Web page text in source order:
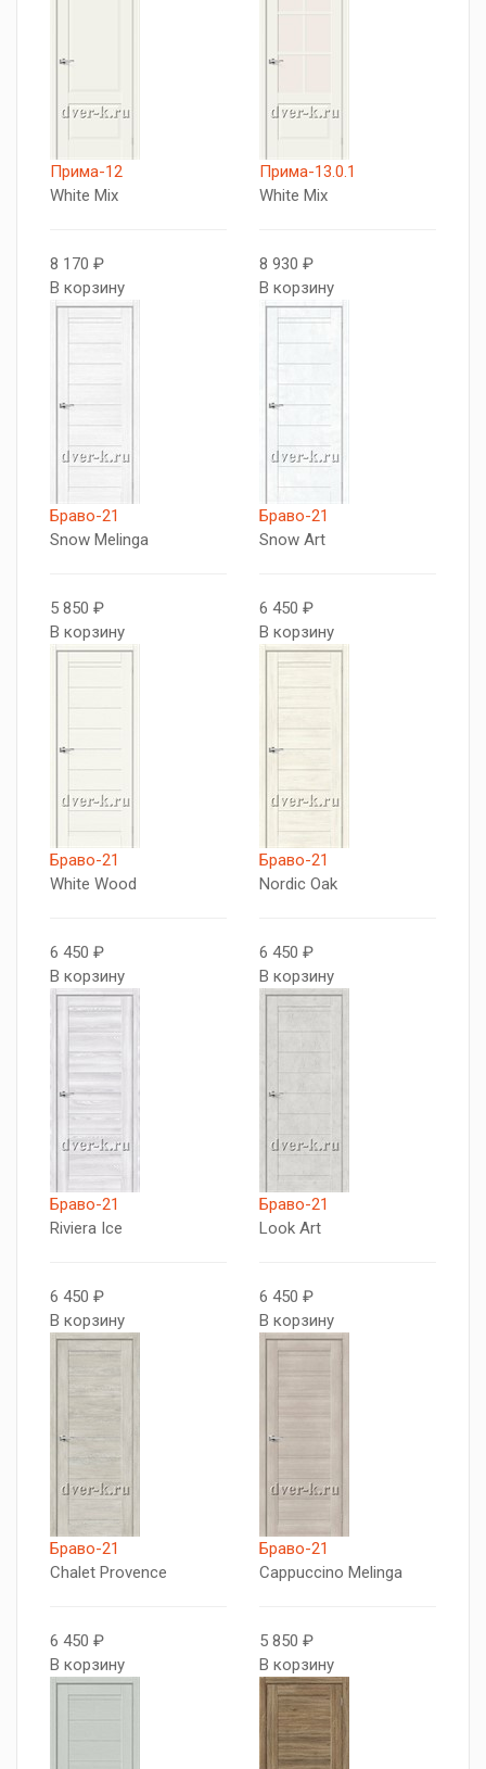
Прима-12
White Mix
8 170 ₽
В корзину
Прима-13.0.1
White Mix
8 930 ₽
В корзину
Браво-21
Snow Melinga
5 850 ₽
В корзину
Браво-21
Snow Art
6 450 ₽
В корзину
Браво-21
White Wood
6 450 ₽
В корзину
Браво-21
Nordic Oak
6 450 ₽
В корзину
Браво-21
Riviera Ice
6 450 ₽
В корзину
Браво-21
Look Art
6 450 ₽
В корзину
Браво-21
Chalet Provence
6 450 ₽
В корзину
Браво-21
Cappuccino Melinga
5 850 ₽
В корзину